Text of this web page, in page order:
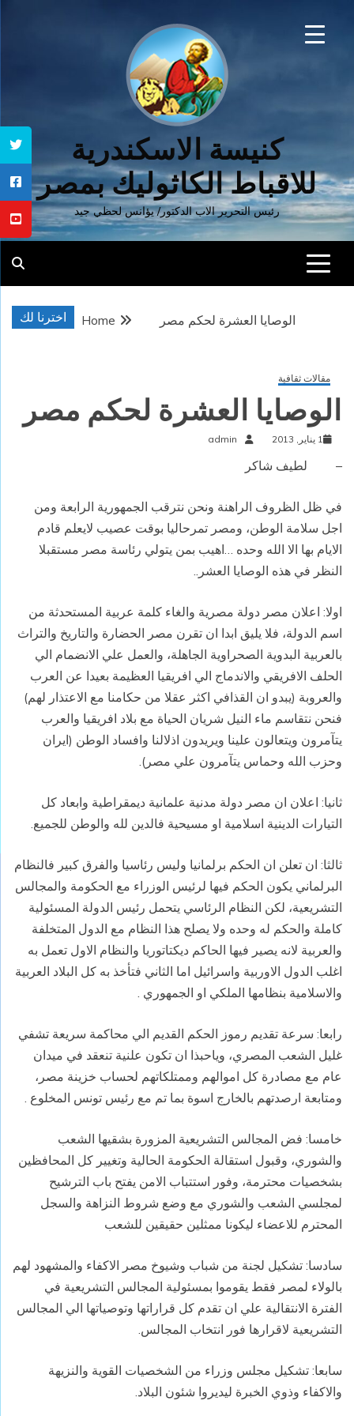
كنيسة الاسكندرية
للاقباط الكاثوليك بمصر
رئيس التحرير الاب الدكتور/ يؤانس لحظي جيد
اخترنا لك Home الوصايا العشرة لحكم مصر
مقالات ثقافية
الوصايا العشرة لحكم مصر
1 يناير, 2013 admin
– لطيف شاكر
في ظل الظروف الراهنة ونحن نترقب الجمهورية الرابعة ومن
اجل سلامة الوطن، ومصر تمرحاليا بوقت عصيب لايعلم قادم
الايام بها الا الله وحده …اهيب بمن يتولي رئاسة مصر مستقبلا
النظر في هذه الوصايا العشر..
اولا: اعلان مصر دولة مصرية والغاء كلمة عربية المستحدثة من
اسم الدولة، فلا يليق ابدا ان تقرن مصر الحضارة والتاريخ والتراث
بالعربية البدوية الصحراوية الجاهلة، والعمل علي الانضمام الي
الحلف الافريقي والاندماج الي افريقيا العظيمة بعيدا عن العرب
والعروبة (يبدو ان القذافي اكثر عقلا من حكامنا مع الاعتذار لهم)
فنحن نتقاسم ماء النيل شريان الحياة مع بلاد افريقيا والعرب
يتآمرون ويتعالون علينا ويريدون اذلالنا وافساد الوطن (ايران
وحزب الله وحماس يتآمرون علي مصر).
ثانيا: اعلان ان مصر دولة مدنية علمانية ديمقراطية وابعاد كل
التيارات الدينية اسلامية او مسيحية فالدين لله والوطن للجميع.
ثالثا: ان تعلن ان الحكم برلمانيا وليس رئاسيا والفرق كبير فالنظام
البرلماني يكون الحكم فيها لرئيس الوزراء مع الحكومة والمجالس
التشريعية، لكن النظام الرئاسي يتحمل رئيس الدولة المسئولية
كاملة والحكم له وحده ولا يصلح هذا النظام مع الدول المتخلفة
والعربية لانه يصير فيها الحاكم ديكتاتوريا والنظام الاول تعمل به
اغلب الدول الاوربية واسرائيل اما الثاني فتأخذ به كل البلاد العربية
والاسلامية بنظامها الملكي او الجمهوري .
رابعا: سرعة تقديم رموز الحكم القديم الي محاكمة سريعة تشفي
غليل الشعب المصري، وياحبذا ان تكون علنية تنعقد في ميدان
عام مع مصادرة كل اموالهم وممتلكاتهم لحساب خزينة مصر،
ومتابعة ارصدتهم بالخارج اسوة بما تم مع رئيس تونس المخلوع .
خامسا: فض المجالس التشريعية المزورة بشقيها الشعب
والشوري، وقبول استقالة الحكومة الحالية وتغيير كل المحافظين
بشخصيات محترمة، وفور استتباب الامن يفتح باب الترشيح
لمجلسي الشعب والشوري مع وضع شروط النزاهة والسجل
المحترم للاعضاء ليكونا ممثلين حقيقين للشعب
سادسا: تشكيل لجنة من شباب وشيوخ مصر الاكفاء والمشهود لهم
بالولاء لمصر فقط يقوموا بمسئولية المجالس التشريعية في
الفترة الانتقالية علي ان تقدم كل قراراتها وتوصياتها الي المجالس
التشريعية لاقرارها فور انتخاب المجالس.
سابعا: تشكيل مجلس وزراء من الشخصيات القوية والنزيهة
والاكفاء وذوي الخبرة ليديروا شئون البلاد.